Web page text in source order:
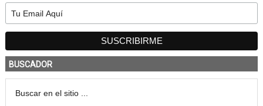
BUSCADOR